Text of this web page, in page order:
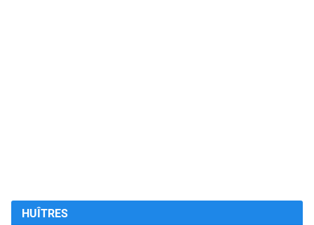
HUÎTRES